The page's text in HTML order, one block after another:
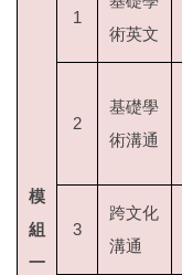
模
組
一
1
術英文
2
基礎學
術溝通
3
跨文化
溝通